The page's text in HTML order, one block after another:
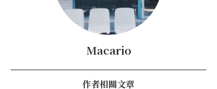
Macario
作者相關文章